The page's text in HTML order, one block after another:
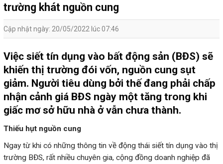
trường khát nguồn cung
Cập nhật ngày: 20/05/2022 lúc 07:46
Việc siết tín dụng vào bất động sản (BĐS) sẽ
khiến thị trường đói vốn, nguồn cung sụt
giảm. Người tiêu dùng bởi thế đang phải chấp
nhận cảnh giá BĐS ngày một tăng trong khi
giấc mơ sở hữu nhà ở vẫn chưa thành.
Thiếu hụt nguồn cung
Ngay từ khi có những thông tin về động thái siết tín dụng vào thị
trường BĐS, rất nhiều chuyên gia, cộng đồng doanh nghiệp đã